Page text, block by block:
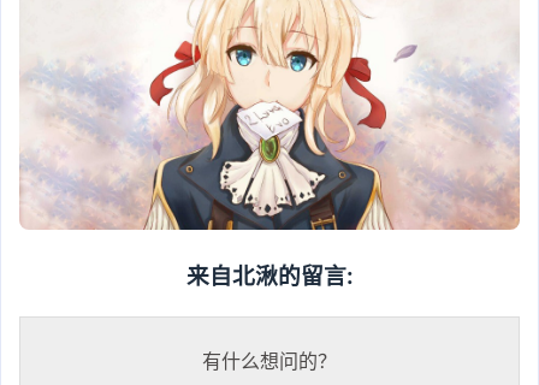
来自北湫的留言:
有什么想问的？